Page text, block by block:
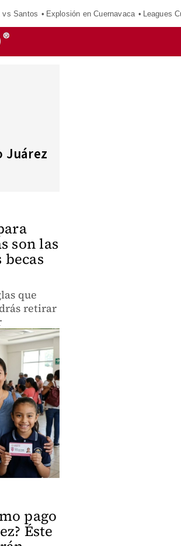
vs Santos Explosión en Cuernavaca Leagues
Juárez
son las
becas
que
retirar
pago
Éste